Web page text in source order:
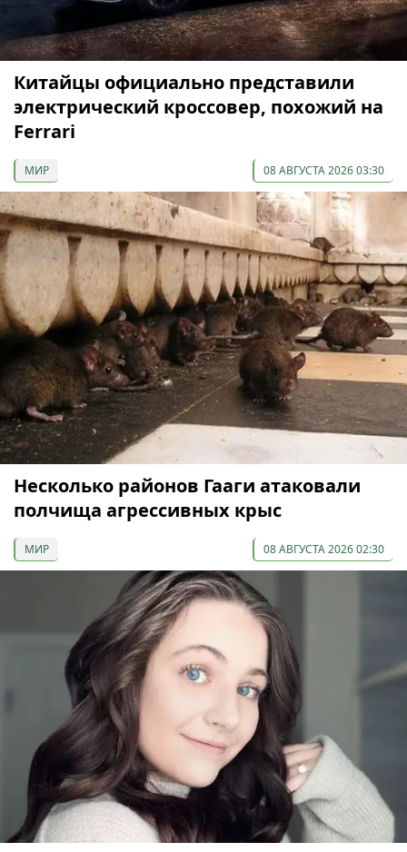
Китайцы официально представили
электрический кроссовер, похожий на
Ferrari
МИР 08 АВГУСТА 2026 03:30
Несколько районов Гааги атаковали
полчища агрессивных крыс
МИР 08 АВГУСТА 2026 02:30